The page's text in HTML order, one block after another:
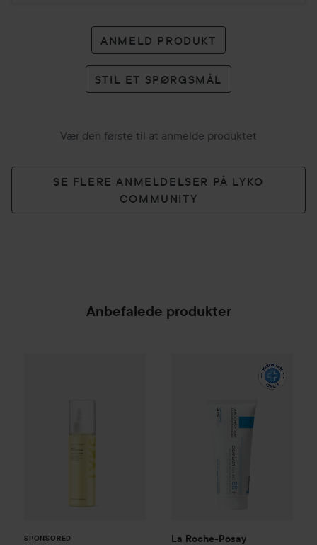
ANMELD PRODUKT
STIL ET SPØRGSMÅL
Vær den første til at anmelde produktet
SE FLERE ANMELDELSER PÅ LYKO
COMMUNITY
Anbefalede produkter
SPONSORED La Roche-Posay
Balm B5+